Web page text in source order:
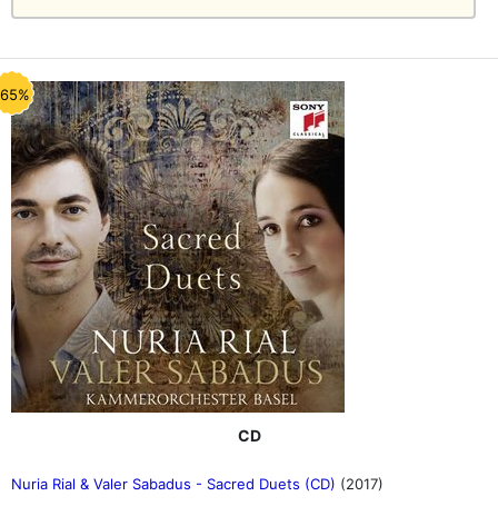
CD
Nuria Rial & Valer Sabadus - Sacred Duets (CD) (2017)